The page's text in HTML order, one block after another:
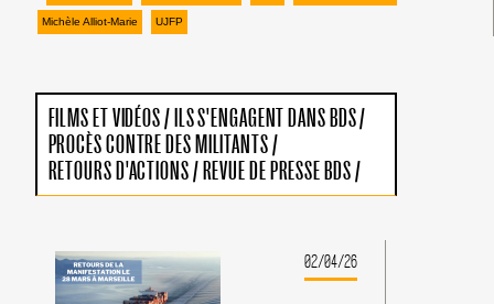
Michèle Alliot-Marie UJFP
FILMS ET VIDÉOS/ ILS S'ENGAGENT DANS BDS/
PROCÈS CONTRE DES MILITANTS/
RETOURS D'ACTIONS/ REVUE DE PRESSE BDS/
02/04/26